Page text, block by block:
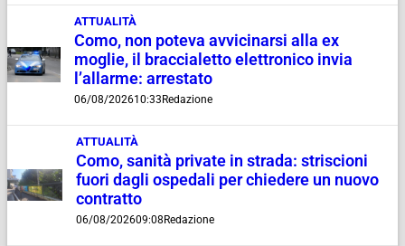
ATTUALITÀ
Como, non poteva avvicinarsi alla ex
moglie, il braccialetto elettronico invia
l’allarme: arrestato
06/08/202610:33Redazione
ATTUALITÀ
Como, sanità private in strada: striscioni
fuori dagli ospedali per chiedere un nuovo
contratto
06/08/202609:08Redazione